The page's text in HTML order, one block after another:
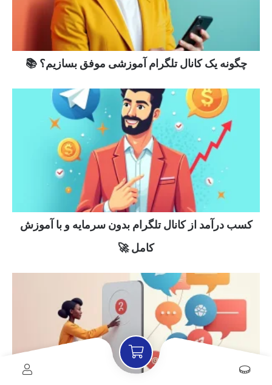
چگونه یک کانال تلگرام آموزشی موفق بسازیم؟ 📚
کسب درآمد از کانال تلگرام بدون سرمایه و با آموزش
کامل 🚀